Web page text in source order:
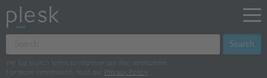
Search
We log search terms to improve our documentation.
For more information, read our
Privacy Policy